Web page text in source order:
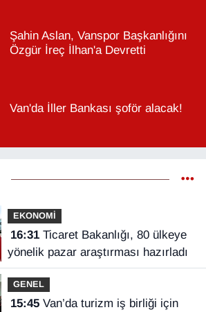
Şahin Aslan, Vanspor Başkanlığını
Özgür İreç İlhan'a Devretti
Van'da İller Bankası şoför alacak!
EKONOMİ
16:31Ticaret Bakanlığı, 80 ülkeye
yönelik pazar araştırması hazırladı
GENEL
15:45Van’da turizm iş birliği için